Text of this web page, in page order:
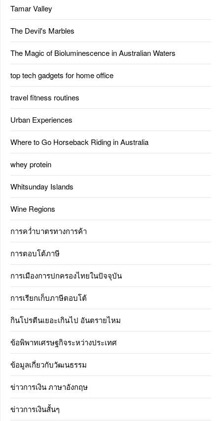
Tamar Valley
The Devil's Marbles
The Magic of Bioluminescence in Australian Waters
top tech gadgets for home office
travel fitness routines
Urban Experiences
Where to Go Horseback Riding in Australia
whey protein
Whitsunday Islands
Wine Regions
การคว่ำบาตรทางการค้า
การตอบโต้ภาษี
การเมืองการปกครองไทยในปัจจุบัน
การเรียกเก็บภาษีตอบโต้
กินโปรตีนเยอะเกินไป อันตรายไหม
ข้อพิพาทเศรษฐกิจระหว่างประเทศ
ข้อมูลเกี่ยวกับวัฒนธรรม
ข่าวการเงิน ภาษาอังกฤษ
ข่าวการเงินสั้นๆ